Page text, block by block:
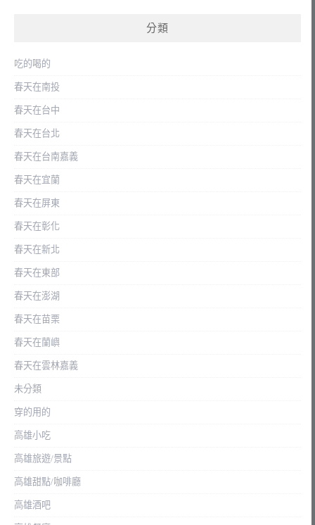
分類
吃的喝的
春天在南投
春天在台中
春天在台北
春天在台南嘉義
春天在宜蘭
春天在屏東
春天在彰化
春天在新北
春天在東部
春天在澎湖
春天在苗栗
春天在蘭嶼
春天在雲林嘉義
未分類
穿的用的
高雄小吃
高雄旅遊/景點
高雄甜點/咖啡廳
高雄酒吧